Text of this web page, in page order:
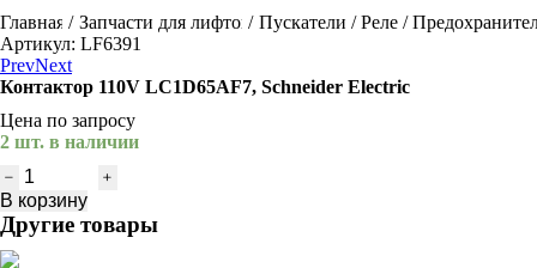
You are here:
Главная Запчасти для лифтов Пускатели / Реле /
Артикул: LF6391
PrevNext
Контактор 110V LC1D65AF7, Schneider Electric
Цена по запросу
2 шт. в наличии
Количество
товара
Контактор
110V
LC1D65AF7,
В корзину
Другие товары